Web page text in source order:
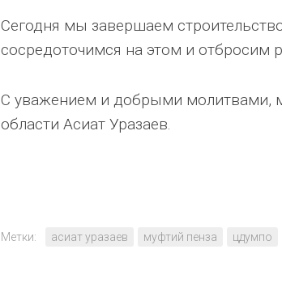
Сегодня мы завершаем
сосредоточимся на этом и отбросим
С уважением и добрыми молитвами,
области Асиат Уразаев.
Метки: асиат уразаев муфтий пенза цдумпо